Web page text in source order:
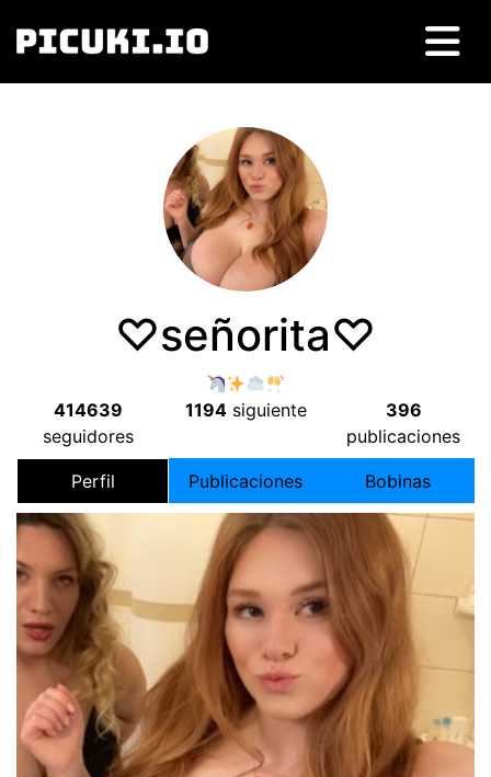
♡señorita♡
414639
seguidores
1194siguiente
396
publicaciones
Perfil Publicaciones Bobinas